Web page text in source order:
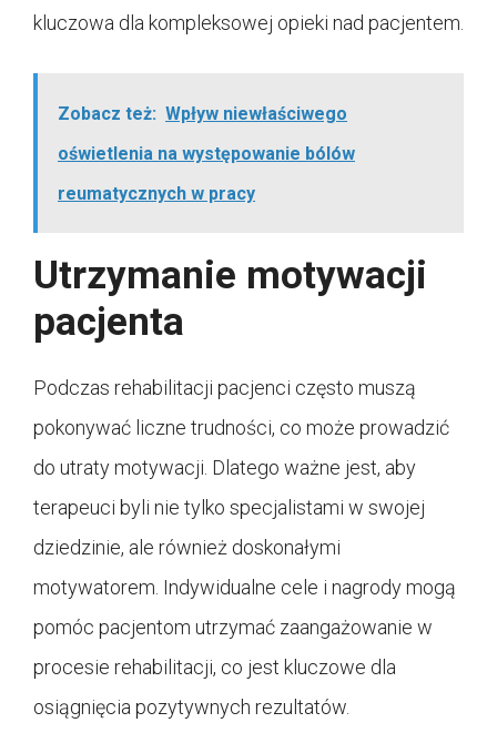
kluczowa dla kompleksowej opieki nad pacjentem.
Zobacz też: Wpływ niewłaściwego
oświetlenia na występowanie bólów
reumatycznych w pracy
Utrzymanie motywacji
pacjenta
Podczas rehabilitacji pacjenci często muszą
pokonywać liczne trudności, co może prowadzić
do utraty motywacji. Dlatego ważne jest, aby
terapeuci byli nie tylko specjalistami w swojej
dziedzinie, ale również doskonałymi
motywatorem. Indywidualne cele i nagrody mogą
pomóc pacjentom utrzymać zaangażowanie w
procesie rehabilitacji, co jest kluczowe dla
osiągnięcia pozytywnych rezultatów.